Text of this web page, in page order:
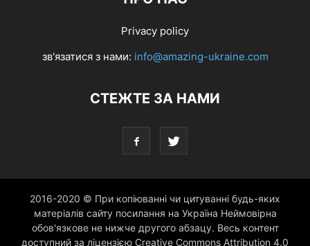
Privacy policy
зв'язатися з нами: info@amazing-ukraine.com
СТЕЖТЕ ЗА НАМИ
2016-2020 © При копіюванні чи цитуванні будь-яких
матеріалів сайту посилання на Україна Неймовірна
обов'язкове не нижче другого абзацу. Весь контент
доступний за ліцензією Creative Commons Attribution 4.0